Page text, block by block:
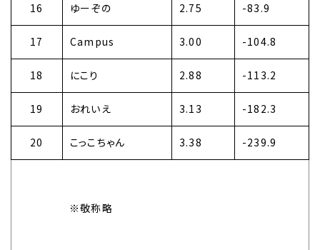
16 ゆーぞの 2.75 -83.9
17 Campus 3.00 -104.8
18 にこり 2.88 -113.2
19 おれいえ 3.13 -182.3
20 こっこちゃん 3.38 -239.9
※敬称略